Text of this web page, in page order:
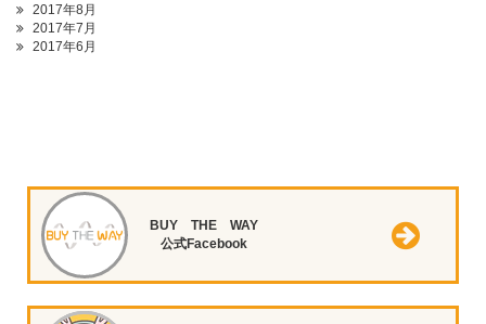
2017年8月
2017年7月
2017年6月
BUY THE WAY
公式Facebook